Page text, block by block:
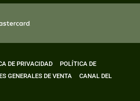
DE PRIVACIDAD
POLÍTICA DE
GENERALES DE VENTA
CANAL DEL